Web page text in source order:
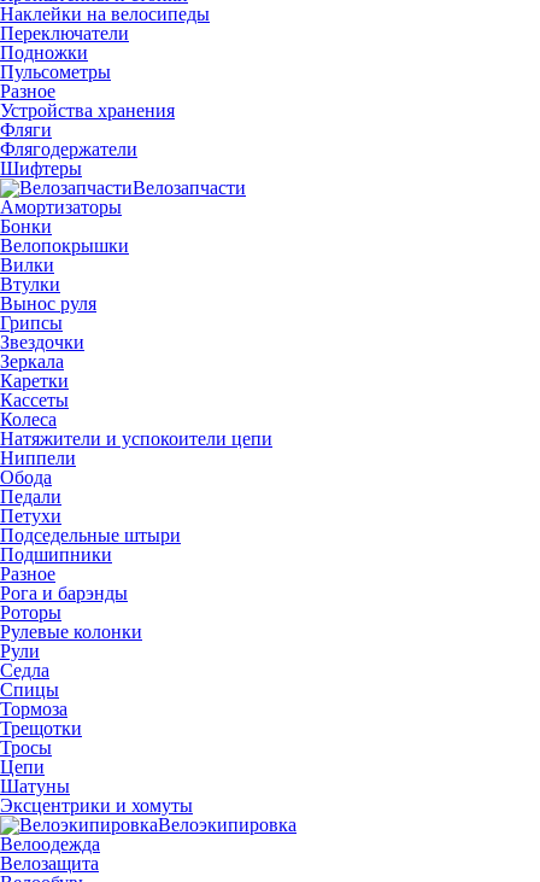
Наклейки на велосипеды
Переключатели
Подножки
Пульсометры
Разное
Устройства хранения
Фляги
Флягодержатели
Шифтеры
Велозапчасти
Амортизаторы
Бонки
Велопокрышки
Вилки
Втулки
Вынос руля
Грипсы
Звездочки
Зеркала
Каретки
Кассеты
Колеса
Натяжители и успокоители цепи
Ниппели
Обода
Педали
Петухи
Подседельные штыри
Подшипники
Разное
Рога и барэнды
Роторы
Рулевые колонки
Рули
Седла
Спицы
Тормоза
Трещотки
Тросы
Цепи
Шатуны
Эксцентрики и хомуты
Велоэкипировка
Велоодежда
Велозащита